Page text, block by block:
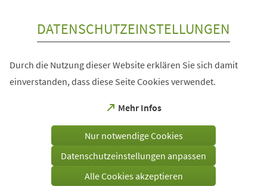
DATENSCHUTZEINSTELLUNGEN
Durch die Nutzung dieser Website erklären Sie sich damit
einverstanden, dass diese Seite Cookies verwendet.
Mehr Infos
(Öffnet
einem
Tab)
Nur notwendige Cookies
Datenschutzeinstellungen anpassen
Alle Cookies akzeptieren